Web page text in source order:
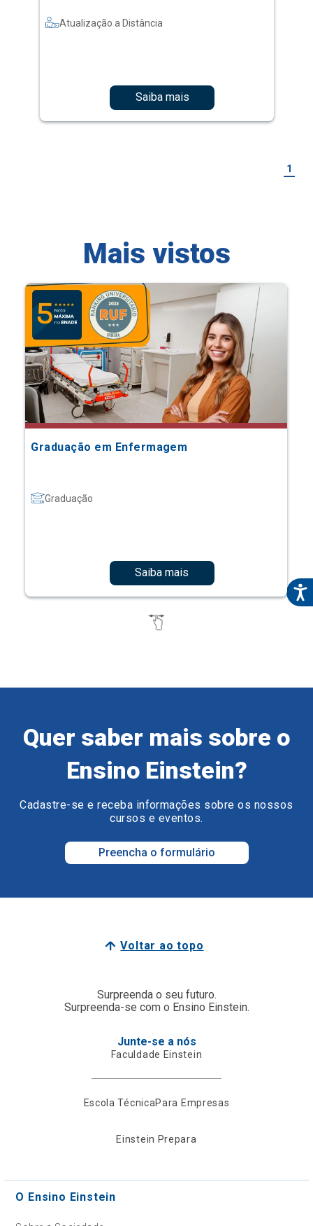
Atualização a Distância
Saiba mais
1
Mais vistos
Graduação em Enfermagem
Graduação
Saiba mais
Quer saber mais sobre o
Ensino Einstein?
Cadastre-se e receba informações sobre os nossos
cursos e eventos.
Preencha o formulário
Voltar ao topo
Surpreenda o seu futuro.
Surpreenda-se com o Ensino Einstein.
Junte-se a nós
Faculdade Einstein
Escola TécnicaPara Empresas
Einstein Prepara
O Ensino Einstein